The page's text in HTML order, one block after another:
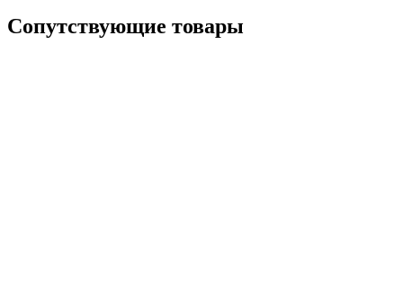
Сопутствующие товары